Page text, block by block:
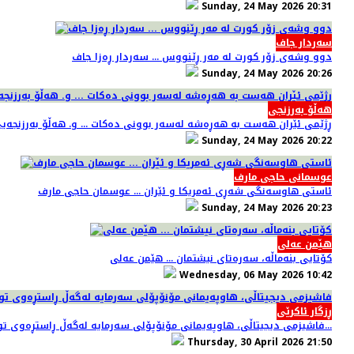
Sunday, 24 May 2026 20:31
سەردار جاف
دوو وشەی زۆر کورت لە مەر ڕێنووس ... سەردار ڕەزا جاف
Sunday, 24 May 2026 20:26
هەڵۆ بەرزنجی
ڕژێمی ئێران هەست بە هەڕەشە لەسەر بوونی دەکات ... و. هەڵۆ
Sunday, 24 May 2026 20:22
عوسمانی حاجی مارف
ئاستی هاوسەنگی شەڕی ئەمریکا و ئێران ... عوسمان حاجی مارف
Sunday, 24 May 2026 20:23
هێمن عەلی
کۆتایی بنەماڵە، سەرەتای نیشتمان ... هێمن عەلی
Wednesday, 06 May 2026 10:42
ڕزگار ئاکرێی
فاشیزمی دیجیتاڵی، هاوپەیمانی مۆنۆپۆلی سەرمایە لەگەڵ ڕاستڕەوی توندڕەو ... ڕزگار ئاکراوی...
Thursday, 30 April 2026 21:50